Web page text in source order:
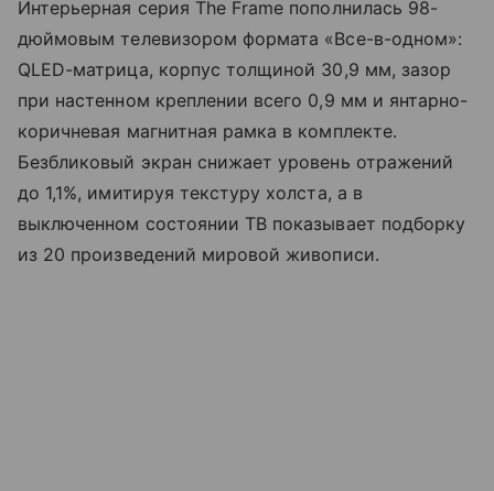
Интерьерная серия The Frame пополнилась 98-
дюймовым телевизором формата «Все-в-одном»:
QLED-матрица, корпус толщиной 30,9 мм, зазор
при настенном креплении всего 0,9 мм и янтарно-
коричневая магнитная рамка в комплекте.
Безбликовый экран снижает уровень отражений
до 1,1%, имитируя текстуру холста, а в
выключенном состоянии ТВ показывает подборку
из 20 произведений мировой живописи.